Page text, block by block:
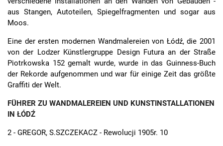
aus Stangen, Autoteilen, Spiegelfragmenten und sogar aus
Moos.
Eine der ersten modernen Wandmalereien von Łódź, die 2001
von der Lodzer Künstlergruppe Design Futura an der Straße
Piotrkowska 152 gemalt wurde, wurde in das Guinness-Buch
der Rekorde aufgenommen und war für einige Zeit das größte
Graffiti der Welt.
FÜHRER ZU WANDMALEREIEN UND KUNSTINSTALLATIONEN
IN ŁÓDŹ
2 - GREGOR, S.SZCZEKACZ - Rewolucji 1905r. 10